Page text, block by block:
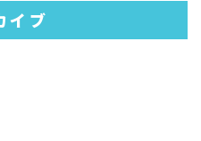
イブ